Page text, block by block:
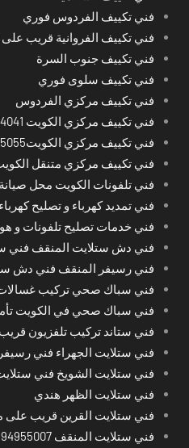
فني تكييف الفردوس فوري
فني تكييف الفروانية قريب
فني تكييف جنوب السرة
فني تكييف سلوى فوري
فني تكييف مركزي الفردوس
فني تكييف مركزي الكويت 62224041
فني تكييف مركزي الكويت98025055
فني تكييف مركزي متنقل
فني تلفونات الكويت محل صيانة
فني تمديد كهرباء و تصليح كهرباء
فني خدمات تصليح تلفونات و
فني دش ستلايت المنقف فني
فني رسيفر المنقف فني دش
فني سباك صحي تركيب غسالات
فني سباك صحي في الكويت
فني ستاند تركيب تلفزيون
فني ستلايت الجهراء فني
فني ستلايت الشويخ فني
فني ستلايت الظهر هندي
فني ستلايت القرين قريب على
فني ستلايت المنقف 94955007